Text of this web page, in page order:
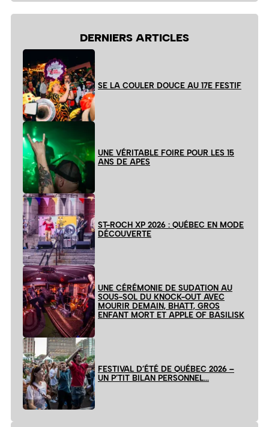
DERNIERS ARTICLES
SE LA COULER DOUCE AU 17E FESTIF
UNE VÉRITABLE FOIRE POUR LES 15
ANS DE APES
ST-ROCH XP 2026 : QUÉBEC EN MODE
DÉCOUVERTE
UNE CÉRÉMONIE DE SUDATION AU
SOUS-SOL DU KNOCK-OUT AVEC
MOURIR DEMAIN, BHATT, GROS
ENFANT MORT ET APPLE OF BASILISK
FESTIVAL D’ÉTÉ DE QUÉBEC 2026 –
UN P’TIT BILAN PERSONNEL…